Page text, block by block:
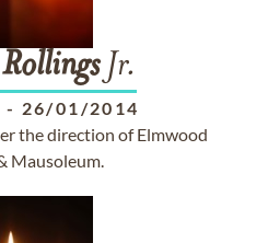
RollingsJr.
- 26/01/2014
the direction of Elmwood
Mausoleum.